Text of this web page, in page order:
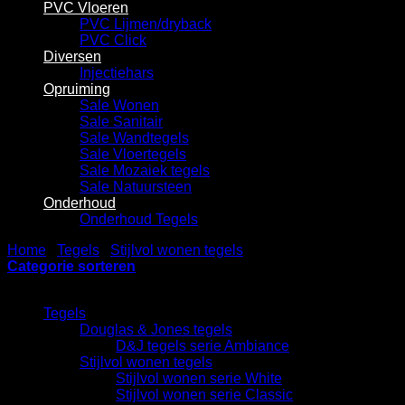
PVC Vloeren
PVC Lijmen/dryback
PVC Click
Diversen
Injectiehars
Opruiming
Sale Wonen
Sale Sanitair
Sale Wandtegels
Sale Vloertegels
Sale Mozaiek tegels
Sale Natuursteen
Onderhoud
Onderhoud Tegels
Home
Tegels Stijlvol wonen tegels
Categorie sorteren
Tegels
Douglas & Jones tegels
D&J tegels serie Ambiance
Stijlvol wonen tegels
Stijlvol wonen serie White
Stijlvol wonen serie Classic